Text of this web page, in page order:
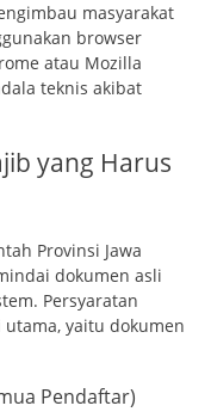
masyarakat
browser
atau Mozilla
teknis akibat
yang Harus
Provinsi Jawa
dokumen asli
Persyaratan
yaitu dokumen
Pendaftar)